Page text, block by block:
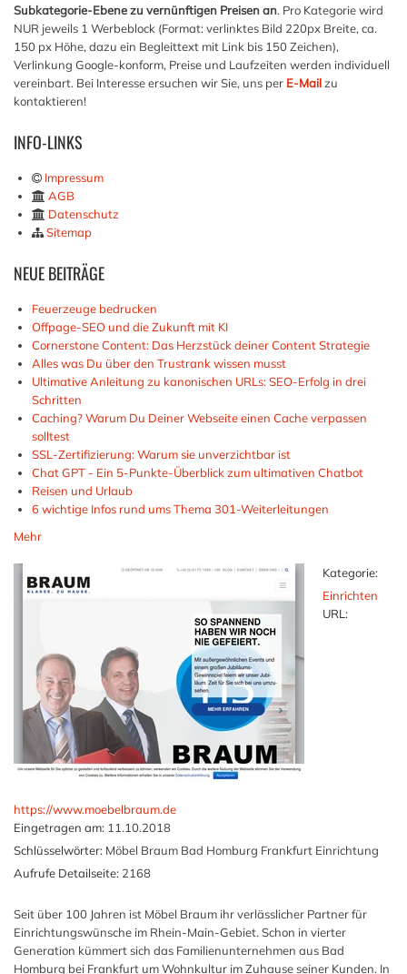
Subkategorie-Ebene zu vernünftigen Preisen an. Pro Kategorie wird
NUR jeweils 1 Werbeblock (Format: verlinktes Bild 220px Breite, ca.
150 px Höhe, dazu ein Begleittext mit Link bis 150 Zeichen),
Verlinkung Google-konform, Preise und Laufzeiten werden individuell
vereinbart. Bei Interesse ersuchen wir Sie, uns per E-Mailzu
kontaktieren!
INFO-LINKS
Impressum
AGB
Datenschutz
Sitemap
NEUEBEITRÄGE
Feuerzeuge bedrucken
Offpage-SEO und die Zukunft mit KI
Cornerstone Content: Das Herzstück deiner Content Strategie
Alles was Du über den Trustrank wissen musst
Ultimative Anleitung zu kanonischen URLs: SEO-Erfolg in drei
Schritten
Caching? Warum Du Deiner Webseite einen Cache verpassen
solltest
SSL-Zertifizierung: Warum sie unverzichtbar ist
Chat GPT - Ein 5-Punkte-Überblick zum ultimativen Chatbot
Reisen und Urlaub
6 wichtige Infos rund ums Thema 301-Weiterleitungen
Mehr
Kategorie:
Einrichten
URL:
https://www.moebelbraum.de
Eingetragen am: 11.10.2018
Schlüsselwörter: Möbel Braum Bad Homburg Frankfurt Einrichtung
Aufrufe Detailseite: 2168
Seit über 100 Jahren ist Möbel Braum ihr verlässlicher Partner für
Einrichtungswünsche im Rhein-Main-Gebiet. Schon in vierter
Generation kümmert sich das Familienunternehmen aus Bad
Homburg bei Frankfurt um Wohnkultur im Zuhause seiner Kunden. In